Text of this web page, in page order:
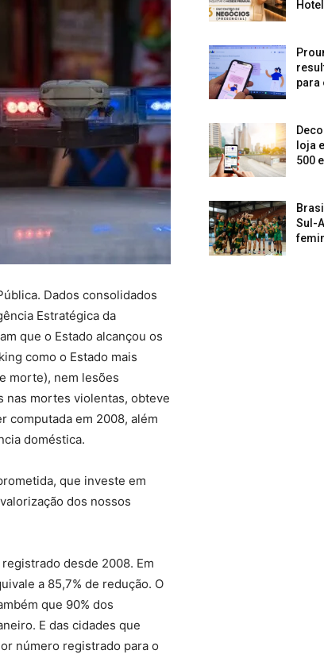
Dados consolidados
Estratégica da
que o Estado alcançou os
como o Estado mais
morte), nem lesões
nas mortes violentas, obteve
computada em 2008, além
doméstica.
que investe em
dos nossos
desde 2008. Em
a 85,7% de redução. O
que 90% dos
E das cidades que
número registrado para o
para
loja
500
Sul-